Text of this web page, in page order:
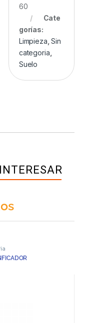
60
Cate
gorías:
Limpieza,Sin
categoria,
Suelo